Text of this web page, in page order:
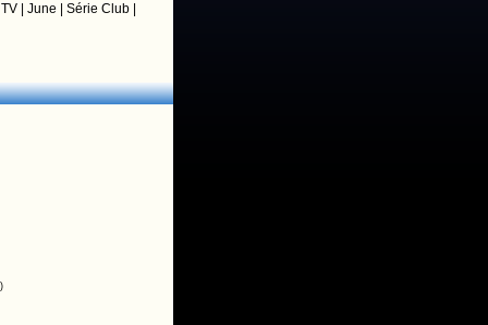
June Série Club